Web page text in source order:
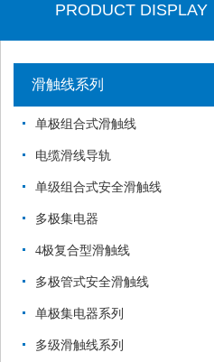
PRODUCT DISPLAY
滑触线系列
单极组合式滑触线
电缆滑线导轨
单级组合式安全滑触线
多极集电器
4极复合型滑触线
多极管式安全滑触线
单极集电器系列
多级滑触线系列